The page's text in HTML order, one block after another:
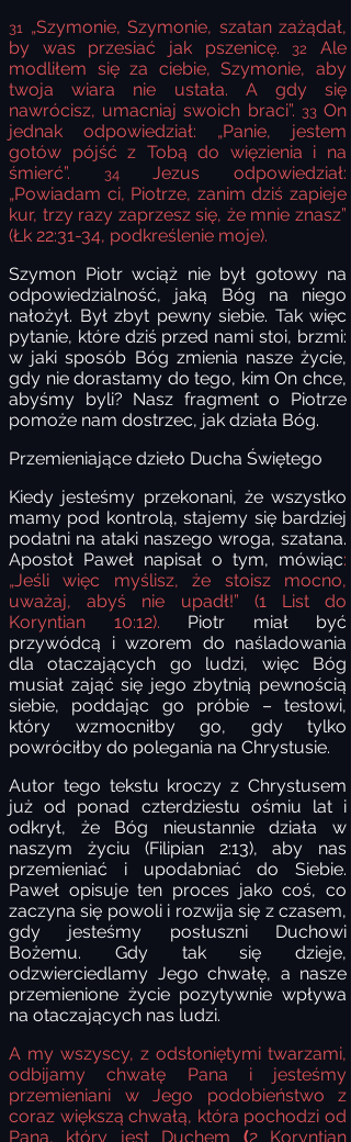
31
„Szymonie, Szymonie, szatan zażądał,
by was przesiać jak pszenicę.
32
Ale
modliłem się za ciebie, Szymonie, aby
twoja wiara nie ustała. A gdy się
nawrócisz, umacniaj swoich braci”. 33On
jednak odpowiedział: „Panie, jestem
gotów pójść z Tobą do więzienia i na
śmierć”.
34Jezus odpowiedział:
„Powiadam ci, Piotrze, zanim dziś zapieje
kur, trzy razy zaprzesz się, że mnie znasz”
(Łk 22:31-34, podkreślenie moje).
Szymon Piotr wciąż nie był gotowy na
odpowiedzialność, jaką Bóg na niego
nałożył. Był zbyt pewny siebie. Tak więc
pytanie, które dziś przed nami stoi, brzmi:
w jaki sposób Bóg zmienia nasze życie,
gdy nie dorastamy do tego, kim On chce,
abyśmy byli? Nasz fragment o Piotrze
pomoże nam dostrzec, jak działa Bóg.
Przemieniające dzieło Ducha Świętego
Kiedy jesteśmy przekonani, że wszystko
mamy pod kontrolą, stajemy się bardziej
podatni na ataki naszego wroga, szatana.
Apostoł Paweł napisał o tym, mówiąc:
„Jeśli więc myślisz, że stoisz mocno,
uważaj, abyś nie upadł!” (1 List do
Koryntian 10:12). Piotr miał być
przywódcą i wzorem do naśladowania
dla otaczających go ludzi, więc Bóg
musiał zająć się jego zbytnią pewnością
siebie, poddając go próbie – testowi,
który wzmocniłby go, gdy tylko
powróciłby do polegania na Chrystusie.
Autor tego tekstu kroczy z Chrystusem
już od ponad czterdziestu ośmiu lat i
odkrył, że Bóg nieustannie działa w
naszym życiu (Filipian 2:13), aby nas
przemieniać i upodabniać do Siebie.
Paweł opisuje ten proces jako coś, co
zaczyna się powoli i rozwija się z czasem,
gdy jesteśmy posłuszni Duchowi
Bożemu. Gdy tak się dzieje,
odzwierciedlamy Jego chwałę, a nasze
przemienione życie pozytywnie wpływa
na otaczających nas ludzi.
A my wszyscy, z odsłoniętymi twarzami,
odbijamy chwałę Pana i jesteśmy
przemieniani w Jego podobieństwo z
coraz większą chwałą, która pochodzi od
Pana, który jest Duchem (2 Koryntian